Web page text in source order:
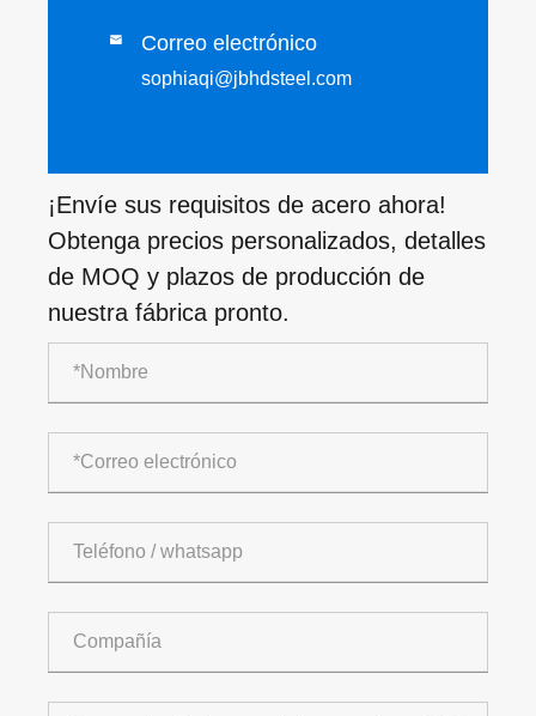
 Correo electrónico
sophiaqi@jbhdsteel.com
¡Envíe sus requisitos de acero ahora!
Obtenga precios personalizados, detalles
de MOQ y plazos de producción de
nuestra fábrica pronto.